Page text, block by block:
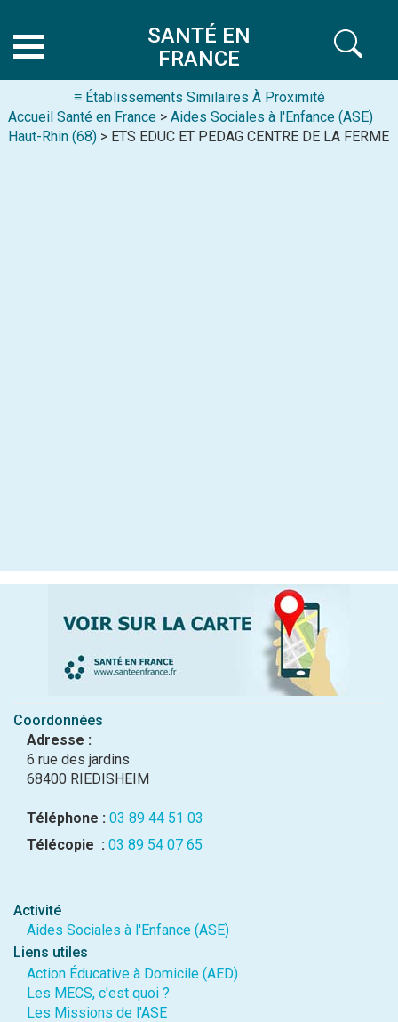
SANTÉ EN
FRANCE
≡ Établissements Similaires À Proximité
Accueil Santé en France > Aides Sociales à l'Enfance (ASE)
Haut-Rhin (68) > ETS EDUC ET PEDAG CENTRE DE LA FERME
Coordonnées
Adresse :
6 rue des jardins
68400 RIEDISHEIM
Téléphone : 03 89 44 51 03
Télécopie : 03 89 54 07 65
Activité
Aides Sociales à l'Enfance (ASE)
Liens utiles
Action Éducative à Domicile (AED)
Les MECS, c'est quoi ?
Les Missions de l'ASE